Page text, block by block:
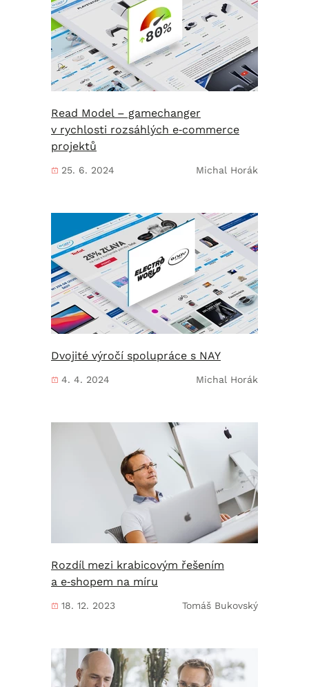
Read Model – gamechanger
v rychlosti rozsáhlých e‑commerce
projektů
25. 6. 2024 Michal Horák
Dvojité výročí spolupráce s NAY
4. 4. 2024 Michal Horák
Rozdíl mezi krabicovým řešením
a e‑shopem na míru
18. 12. 2023 Tomáš Bukovský